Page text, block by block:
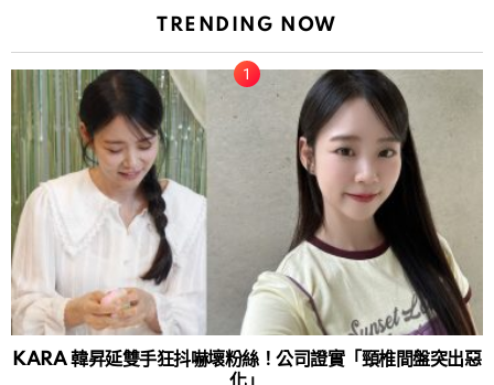
TRENDING NOW
KARA 韓昇延雙手狂抖嚇壞粉絲！公司證實「頸椎間盤突出惡